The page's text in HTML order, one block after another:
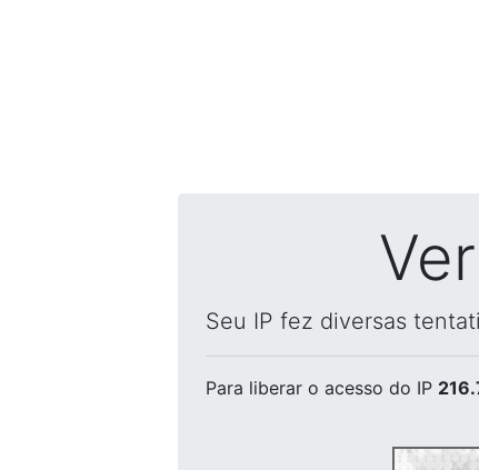
Seu IP fez diversas
Para liberar o acesso do IP